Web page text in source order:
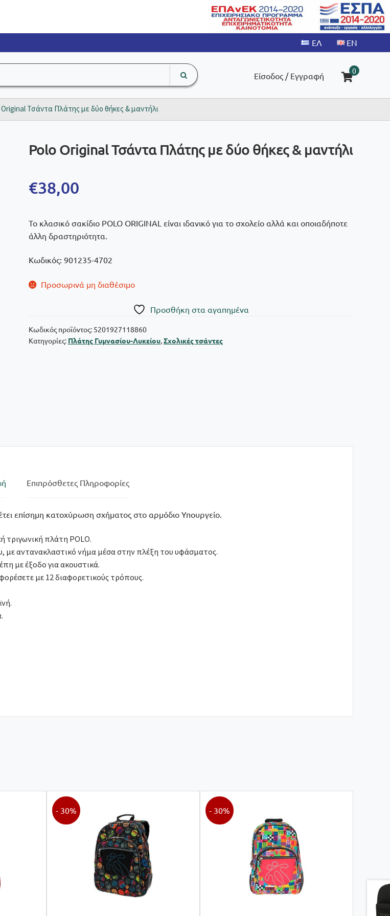
search
input
Είσοδος / Εγγραφή
0
Τσάντα Πλάτης με δύο θήκες & μαντήλι
Polo Οriginal Τσάντα Πλάτης με δύο θήκες & μαντήλι
€38,00
Το κλασικό σακίδιο POLO ORIGINAL είναι ιδανικό για το σχολείο αλλά και οποιαδήποτε
άλλη δραστηριότητα.
Κωδικός: 901235-4702
Προσωρινά μη διαθέσιμο
Πρoσθήκη στα αγαπημένα
Κωδικός προϊόντος: 5201927118860
Κατηγορίες: Πλάτης Γυμνασίου-Λυκείου,Σχολικές τσάντες
Επιπρόσθετες Πληροφορίες
επίσημη κατοχύρωση σχήματος στο αρμόδιο Υπουργείο.
τριγωνική πλάτη POLO.
με αντανακλαστικό νήμα μέσα στην πλέξη του υφάσματος.
με έξοδο για ακουστικά.
με 12 διαφορετικούς τρόπους.
- 30% - 30%